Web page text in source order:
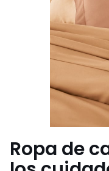
Ropa de